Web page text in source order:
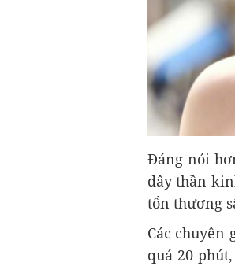
Đáng nói
dây thần
tổn thương
Các chuyên
quá 20